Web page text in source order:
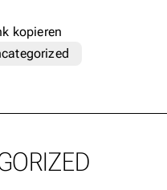
kopieren